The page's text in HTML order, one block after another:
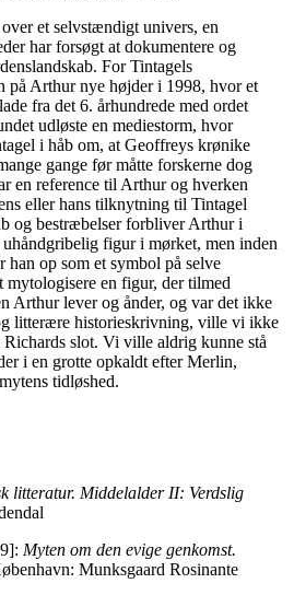
et selvstændigt univers, en
har forsøgt at dokumentere og
For Tintagels
på Arthur nye højder i 1998, hvor et
fra det 6. århundrede med ordet
udløste en mediestorm, hvor
i håb om, at Geoffreys krønike
gange før måtte forskerne dog
en reference til Arthur og hverken
eller hans tilknytning til Tintagel
og bestræbelser forbliver Arthur i
figur i mørket, men inden
han op som et symbol på selve
en figur, der tilmed
Arthur lever og ånder, og var det ikke
litterære historieskrivning, ville vi ikke
slot. Vi ville aldrig kunne stå
i en grotte opkaldt efter Merlin,
tidløshed.
litteratur. Middelalder II: Verdslig
Myten om den evige genkomst.
Munksgaard Rosinante